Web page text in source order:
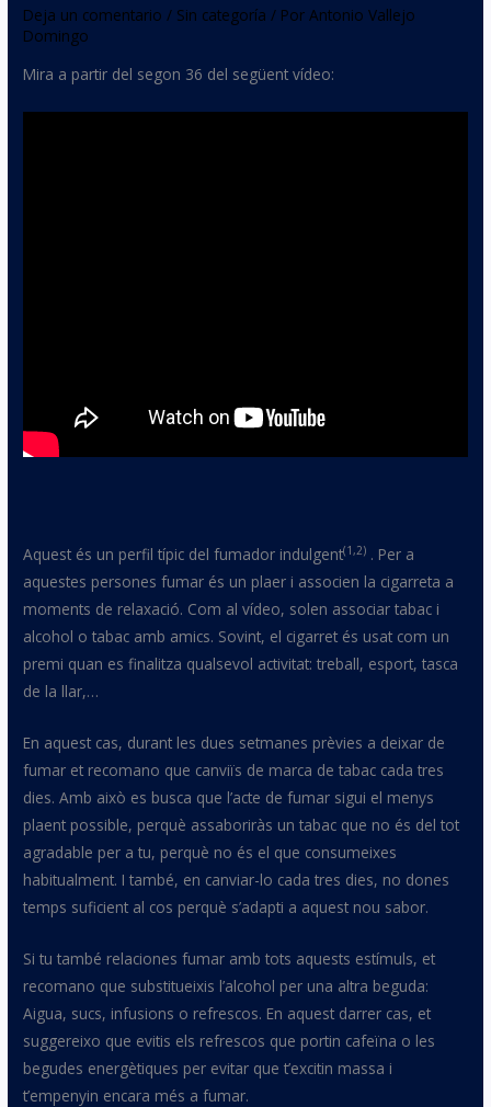
Deja un comentario / Sin categoría / PorAntonio Vallejo
Domingo
Mira a partir del segon 36 del següent vídeo:
Aquest és un perfil típic del fumador indulgent(1,2) . Per a
aquestes persones fumar és un plaer i associen la cigarreta a
moments de relaxació. Com al vídeo, solen associar tabac i
alcohol o tabac amb amics. Sovint, el cigarret és usat com un
premi quan es finalitza qualsevol activitat: treball, esport, tasca
de la llar,…
En aquest cas, durant les dues setmanes prèvies a deixar de
fumar et recomano que canviïs de marca de tabac cada tres
dies. Amb això es busca que l’acte de fumar sigui el menys
plaent possible, perquè assaboriràs un tabac que no és del tot
agradable per a tu, perquè no és el que consumeixes
habitualment. I també, en canviar-lo cada tres dies, no dones
temps suficient al cos perquè s’adapti a aquest nou sabor.
Si tu també relaciones fumar amb tots aquests estímuls, et
recomano que substitueixis l’alcohol per una altra beguda:
Aigua, sucs, infusions o refrescos. En aquest darrer cas, et
suggereixo que evitis els refrescos que portin cafeïna o les
begudes energètiques per evitar que t’excitin massa i
t’empenyin encara més a fumar.